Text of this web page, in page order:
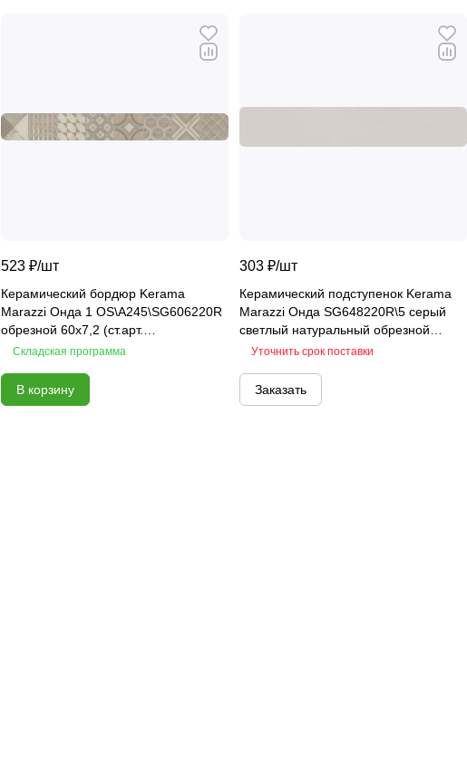
523 ₽/шт
Керамический бордюр Kerama
Marazzi Онда 1 OS\A245\SG606220R
обрезной 60х7,2 (ст.арт.
OS\A245\SG6062R)
Складская программа
В корзину
303 ₽/шт
Керамический подступенок Kerama
Marazzi Онда SG648220R\5 серый
светлый натуральный обрезной
60х10,7
Уточнить срок поставки
Заказать